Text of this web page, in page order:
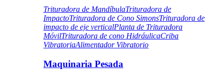
Trituradora de MandíbulaTrituradora de
ImpactoTrituradora de Cono SimonsTrituradora de
impacto de eje verticalPlanta de Trituradora
MóvilTrituradora de cono HidráulicaCriba
VibratoriaAlimentador Vibratorio
Maquinaria Pesada